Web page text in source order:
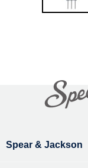
Spear & Jackson